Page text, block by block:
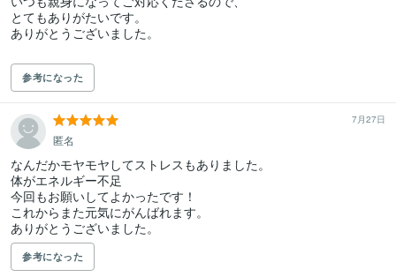
とてもありがたいです。
ありがとうございました。
参考になった
7月27日
匿名
なんだかモヤモヤしてストレスもありました。
体がエネルギー不足
今回もお願いしてよかったです！
これからまた元気にがんばれます。
ありがとうございました。
参考になった